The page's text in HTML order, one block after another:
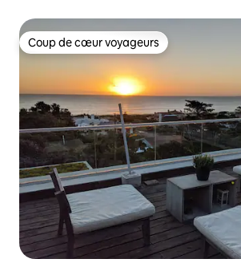
Coup de cœur voyageurs
Coup de cœur voyageurs